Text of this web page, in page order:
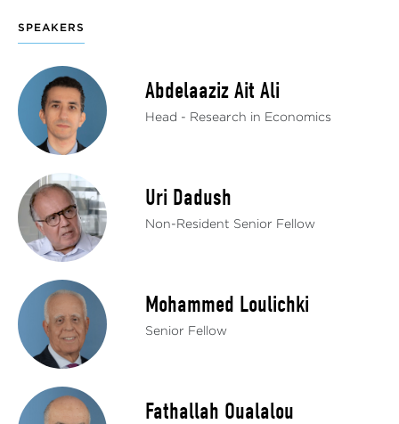
SPEAKERS
Abdelaaziz Ait Ali
Head - Research in Economics
Uri Dadush
Non-Resident Senior Fellow
Mohammed Loulichki
Senior Fellow
Fathallah Oualalou